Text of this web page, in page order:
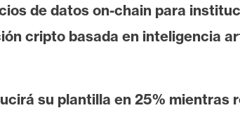
de datos on-chain para
cripto basada en inteligencia
su plantilla en 25% mientras